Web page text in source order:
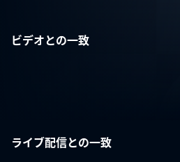
ビデオとの一致
ライブ配信との一致